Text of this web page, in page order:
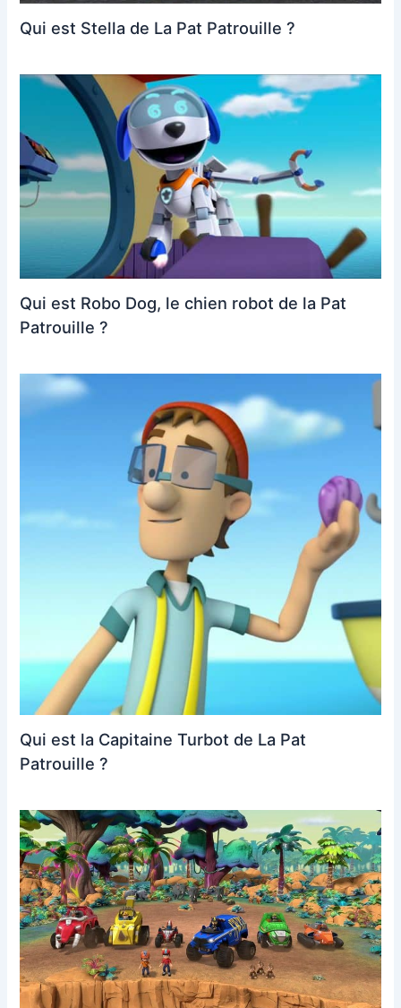
Qui est Stella de La Pat Patrouille ?
Qui est Robo Dog, le chien robot de la Pat
Patrouille ?
Qui est la Capitaine Turbot de La Pat
Patrouille ?